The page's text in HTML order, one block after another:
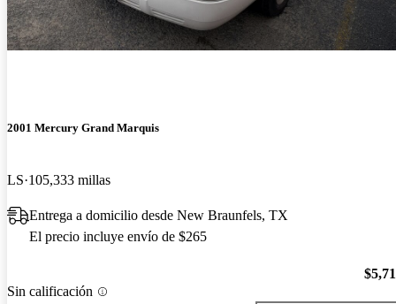
2001 Mercury Grand Marquis
LS 105,333 millas
Entrega a domicilio desde New Braunfels, TX
El precio incluye envío de $265
Sin calificación